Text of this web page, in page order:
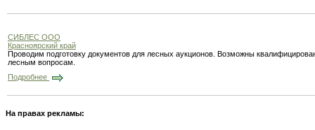
СИБЛЕС ООО
Красноярский край
Проводим подготовку документов для лесных аукционов. Возможны
лесным вопросам.
Подробнее
На правах рекламы: